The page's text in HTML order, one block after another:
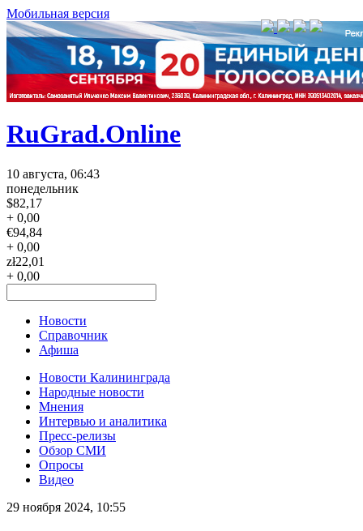
Мобильная версия
RuGrad.Online
10 августа, 06:43
понедельник
$82,17
+ 0,00
€94,84
+ 0,00
zł22,01
+ 0,00
Новости
Справочник
Афиша
Новости Калининграда
Народные новости
Мнения
Интервью и аналитика
Пресс-релизы
Обзор СМИ
Опросы
Видео
29 ноября 2024, 10:55